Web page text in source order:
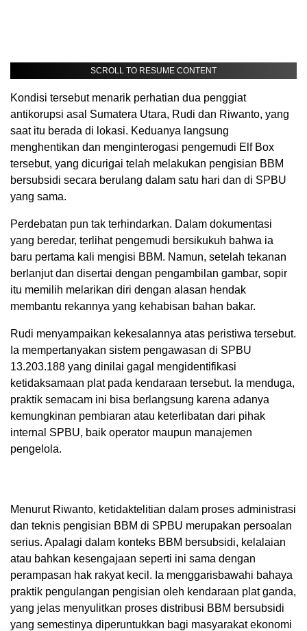
SCROLL TO RESUME CONTENT
Kondisi tersebut menarik perhatian dua penggiat
antikorupsi asal Sumatera Utara, Rudi dan Riwanto, yang
saat itu berada di lokasi. Keduanya langsung
menghentikan dan menginterogasi pengemudi Elf Box
tersebut, yang dicurigai telah melakukan pengisian BBM
bersubsidi secara berulang dalam satu hari dan di SPBU
yang sama.
Perdebatan pun tak terhindarkan. Dalam dokumentasi
yang beredar, terlihat pengemudi bersikukuh bahwa ia
baru pertama kali mengisi BBM. Namun, setelah tekanan
berlanjut dan disertai dengan pengambilan gambar, sopir
itu memilih melarikan diri dengan alasan hendak
membantu rekannya yang kehabisan bahan bakar.
Rudi menyampaikan kekesalannya atas peristiwa tersebut.
Ia mempertanyakan sistem pengawasan di SPBU
13.203.188 yang dinilai gagal mengidentifikasi
ketidaksamaan plat pada kendaraan tersebut. Ia menduga,
praktik semacam ini bisa berlangsung karena adanya
kemungkinan pembiaran atau keterlibatan dari pihak
internal SPBU, baik operator maupun manajemen
pengelola.
Menurut Riwanto, ketidaktelitian dalam proses administrasi
dan teknis pengisian BBM di SPBU merupakan persoalan
serius. Apalagi dalam konteks BBM bersubsidi, kelalaian
atau bahkan kesengajaan seperti ini sama dengan
perampasan hak rakyat kecil. Ia menggarisbawahi bahaya
praktik pengulangan pengisian oleh kendaraan plat ganda,
yang jelas menyulitkan proses distribusi BBM bersubsidi
yang semestinya diperuntukkan bagi masyarakat ekonomi